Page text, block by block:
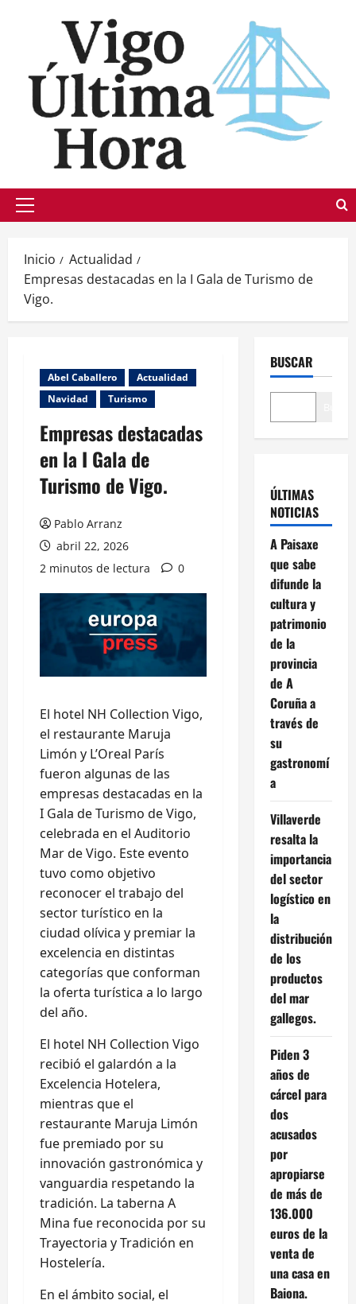
Menú
Inicio
Actualidad
Empresas destacadas en la I Gala de Turismo de
Vigo.
Abel Caballero
Actualidad
Navidad
Turismo
Empresas destacadas
en la I Gala de
Turismo de Vigo.
Pablo Arranz
abril 22, 2026
2 minutos de lectura
0
El hotel NH Collection Vigo,
el restaurante Maruja
Limón y L’Oreal París
fueron algunas de las
empresas destacadas en la
I Gala de Turismo de Vigo,
celebrada en el Auditorio
Mar de Vigo. Este evento
tuvo como objetivo
reconocer el trabajo del
sector turístico en la
ciudad olívica y premiar la
excelencia en distintas
categorías que conforman
la oferta turística a lo largo
del año.
El hotel NH Collection Vigo
recibió el galardón a la
Excelencia Hotelera,
mientras que el
restaurante Maruja Limón
fue premiado por su
innovación gastronómica y
vanguardia respetando la
tradición. La taberna A
Mina fue reconocida por su
Trayectoria y Tradición en
Hostelería.
En el ámbito social, el
BUSCAR
ÚLTIMAS
NOTICIAS
A Paisaxe
que sabe
difunde la
cultura y
patrimonio
de la
provincia
de A
Coruña a
través de
su
gastronomí
a
Villaverde
resalta la
importancia
del sector
logístico en
la
distribución
de los
productos
del mar
gallegos.
Piden 3
años de
cárcel para
dos
acusados
por
apropiarse
de más de
136.000
euros de la
venta de
una casa en
Baiona.